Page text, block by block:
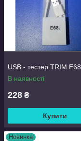
USB - тестер TRIM E68
В наявності
228 ₴
Купити
Новинка